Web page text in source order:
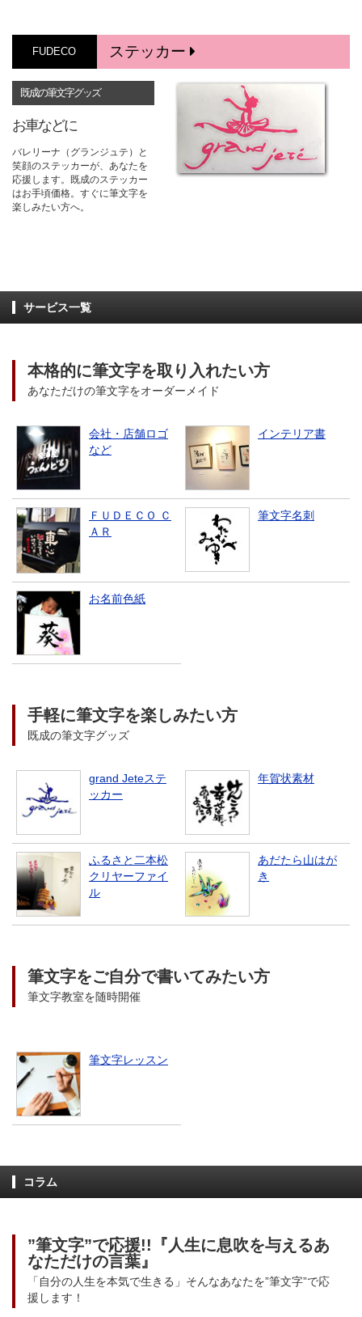
FUDECO ステッカー
既成の筆文字グッズ
お車などに
バレリーナ（グランジュテ）と
笑顔のステッカーが、あなたを
応援します。既成のステッカー
はお手頃価格。すぐに筆文字を
楽しみたい方へ。
サービス一覧
本格的に筆文字を取り入れたい方
あなただけの筆文字をオーダーメイド
会社・店舗ロゴ
など
インテリア書
ＦＵＤＥＣＯ Ｃ
ＡＲ
筆文字名刺
お名前色紙
手軽に筆文字を楽しみたい方
既成の筆文字グッズ
grand Jeteステ
ッカー
年賀状素材
ふるさと二本松
クリヤーファイ
ル
あだたら山はが
き
筆文字をご自分で書いてみたい方
筆文字教室を随時開催
筆文字レッスン
コラム
”筆文字”で応援!!『人生に息吹を与えるあ
なただけの言葉』
「自分の人生を本気で生きる」そんなあなたを”筆文字”で応
援します！